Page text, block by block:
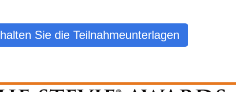
Sie die Teilnahmeunterlagen